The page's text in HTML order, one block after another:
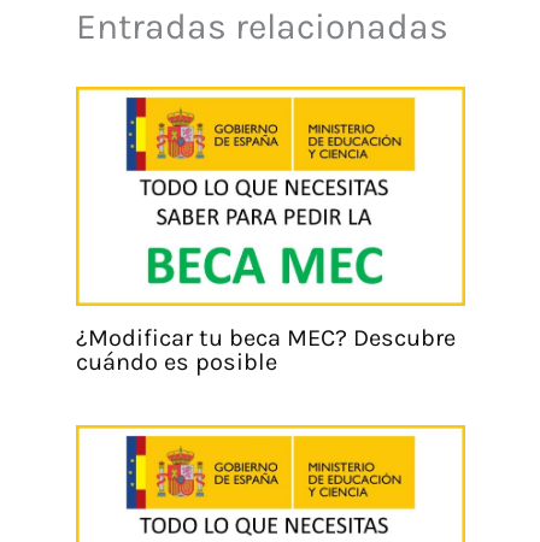
Entradas relacionadas
¿Modificar tu beca MEC? Descubre
cuándo es posible